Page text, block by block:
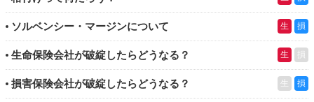
ソルベンシー・マージンについて 生 損
生命保険会社が破綻したらどうなる？ 生 損
損害保険会社が破綻したらどうなる？ 生 損